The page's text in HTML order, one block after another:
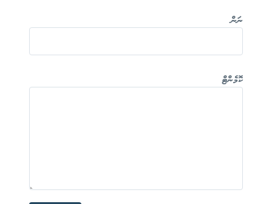
ނަން
ކޮމެންޓް